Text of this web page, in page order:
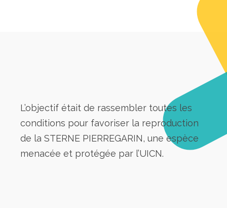
L’objectif était de rassembler toutes les
conditions pour favoriser la reproduction
de la STERNE PIERREGARIN, une espèce
menacée et protégée par l’UICN.